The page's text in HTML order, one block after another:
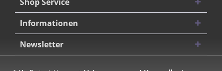
Informationen
Newsletter